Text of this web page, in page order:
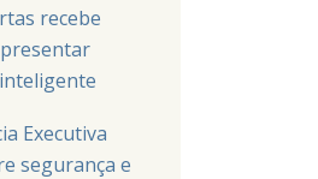
recebe
Executiva
segurança e